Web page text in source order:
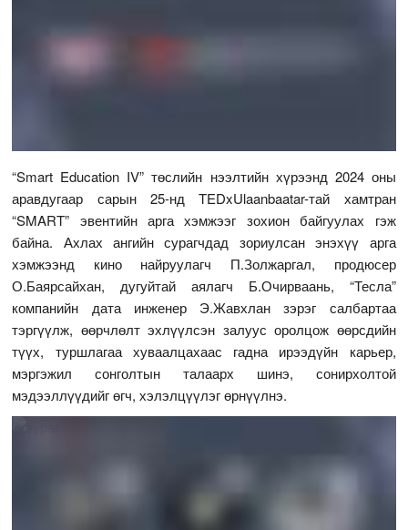
“Smart Education IV” төслийн нээлтийн хүрээнд 2024 оны
аравдугаар сарын 25-нд TEDxUlaanbaatar-тай хамтран
“SMART” эвентийн арга хэмжээг зохион байгуулах гэж
байна. Ахлах ангийн сурагчдад зориулсан энэхүү арга
хэмжээнд кино найруулагч П.Золжаргал, продюсер
О.Баярсайхан, дугуйтай аялагч Б.Очирваань, “Тесла”
компанийн дата инженер Э.Жавхлан зэрэг салбартаа
тэргүүлж, өөрчлөлт эхлүүлсэн залуус оролцож өөрсдийн
түүх, туршлагаа хуваалцахаас гадна ирээдүйн карьер,
мэргэжил сонголтын талаарх шинэ, сонирхолтой
мэдээллүүдийг өгч, хэлэлцүүлэг өрнүүлнэ.